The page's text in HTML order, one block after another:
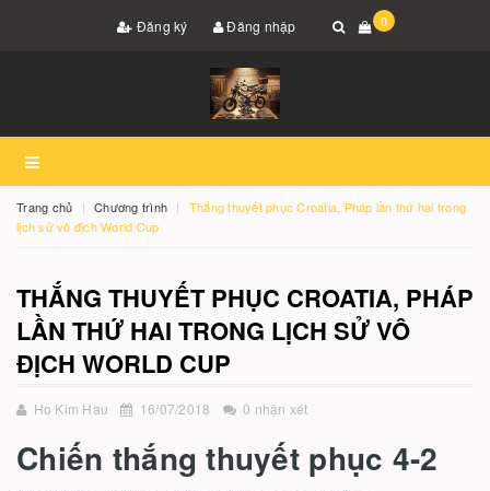
Đăng ký Đăng nhập 0
Trang chủ Chương trình
Thắng thuyết phục Croatia, Pháp lần thứ hai trong
lịch sử vô địch World Cup
THẮNG THUYẾT PHỤC CROATIA, PHÁP
LẦN THỨ HAI TRONG LỊCH SỬ VÔ
ĐỊCH WORLD CUP
Ho Kim Hau 16/07/2018 0 nhận xét
Chiến thắng thuyết phục 4-2